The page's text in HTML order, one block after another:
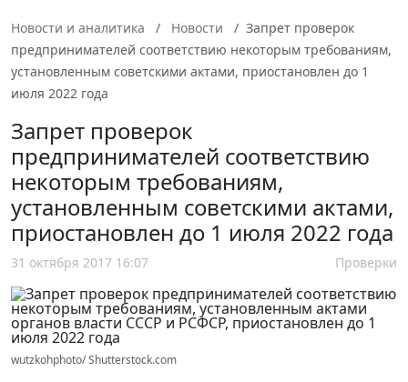
Новости и аналитика Новости
Запрет проверок
предпринимателей соответствию некоторым требованиям,
установленным советскими актами, приостановлен до 1
июля 2022 года
Запрет проверок
предпринимателей соответствию
некоторым требованиям,
установленным советскими актами,
приостановлен до 1 июля 2022 года
31 октября 2017 16:07 Проверки
wutzkohphoto/ Shutterstock.com